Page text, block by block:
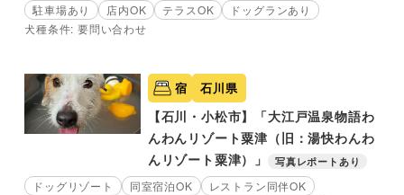
駐車場あり 店内OK テラスOK
ドッグランあり
犬種条件: 要問い合わせ
宿 石川県
【石川・小松市】「大江戸温泉物語わ
んわんリゾート粟津（旧：湯快わんわ
んリゾート粟津）」
写真レポートあり
ドッグリゾート 同室宿泊OK
レストラン同伴OK